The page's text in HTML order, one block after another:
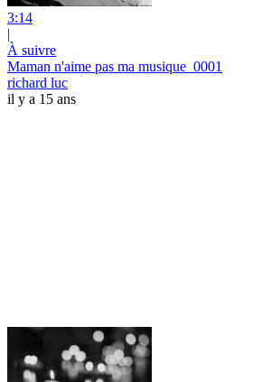
3:14
|
À suivre
Maman n'aime pas ma musique_0001
richard luc
il y a 15 ans